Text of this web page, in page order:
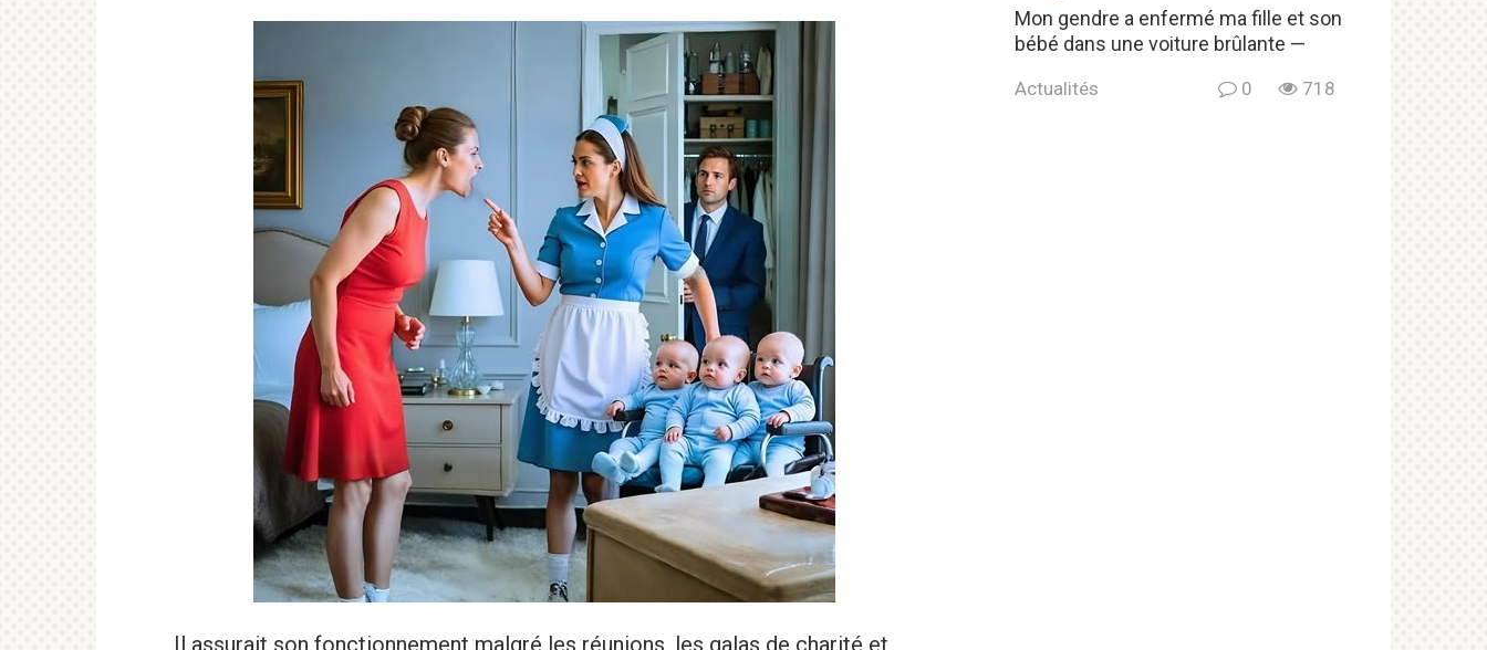
Il assurait son fonctionnement malgré les réunions, les galas de charité et
Mon gendre a enfermé ma fille et son
bébé dans une voiture brûlante —
Actualités 0 718